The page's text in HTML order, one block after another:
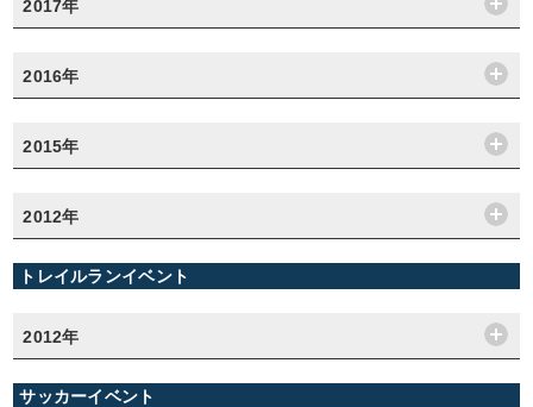
2017年
2016年
2015年
2012年
トレイルランイベント
2012年
サッカーイベント